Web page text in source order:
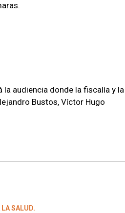
la audiencia donde la fiscalía y la
Bustos, Víctor Hugo
LA SALUD.